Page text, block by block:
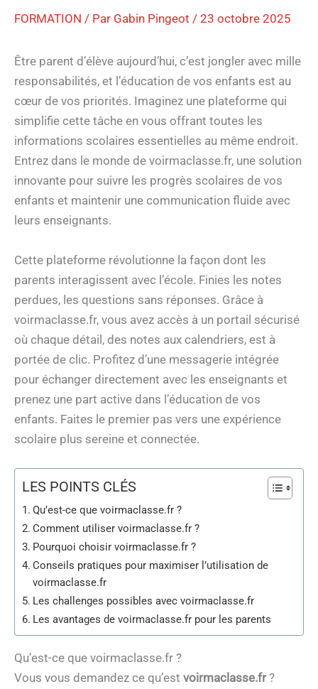
FORMATION / Par Gabin Pingeot / 23 octobre 2025
Être parent d’élève aujourd’hui, c’est jongler avec mille
responsabilités, et l’éducation de vos enfants est au
cœur de vos priorités. Imaginez une plateforme qui
simplifie cette tâche en vous offrant toutes les
informations scolaires essentielles au même endroit.
Entrez dans le monde de voirmaclasse.fr, une solution
innovante pour suivre les progrès scolaires de vos
enfants et maintenir une communication fluide avec
leurs enseignants.
Cette plateforme révolutionne la façon dont les
parents interagissent avec l’école. Finies les notes
perdues, les questions sans réponses. Grâce à
voirmaclasse.fr, vous avez accès à un portail sécurisé
où chaque détail, des notes aux calendriers, est à
portée de clic. Profitez d’une messagerie intégrée
pour échanger directement avec les enseignants et
prenez une part active dans l’éducation de vos
enfants. Faites le premier pas vers une expérience
scolaire plus sereine et connectée.
LES POINTS CLÉS
Qu’est-ce que voirmaclasse.fr ?
Comment utiliser voirmaclasse.fr ?
Pourquoi choisir voirmaclasse.fr ?
Conseils pratiques pour maximiser l’utilisation de
voirmaclasse.fr
Les challenges possibles avec voirmaclasse.fr
Les avantages de voirmaclasse.fr pour les parents
Qu’est-ce que voirmaclasse.fr ?
Vous vous demandez ce qu’est voirmaclasse.fr?